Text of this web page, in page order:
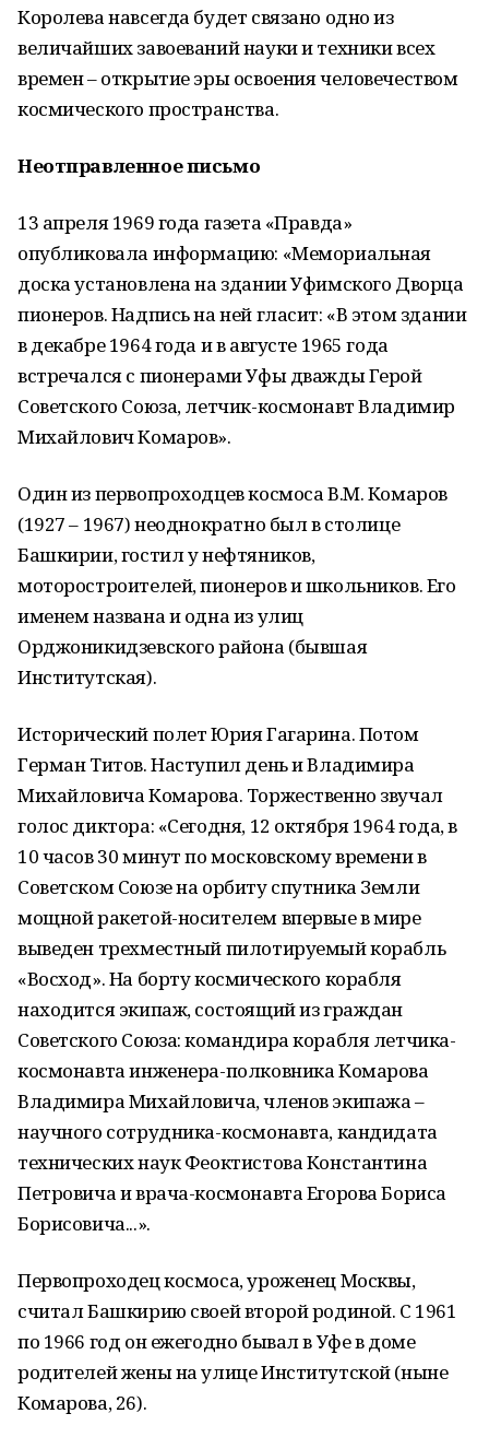
Королева навсегда будет связано одно из
величайших завоеваний науки и техники всех
времен – открытие эры освоения человечеством
космического пространства.
Неотправленное письмо
13 апреля 1969 года газета «Правда»
опубликовала информацию: «Мемориальная
доска установлена на здании Уфимского Дворца
пионеров. Надпись на ней гласит: «В этом здании
в декабре 1964 года и в августе 1965 года
встречался с пионерами Уфы дважды Герой
Советского Союза, летчик-космонавт Владимир
Михайлович Комаров».
Один из первопроходцев космоса В.М. Комаров
(1927 – 1967) неоднократно был в столице
Башкирии, гостил у нефтяников,
моторостроителей, пионеров и школьников. Его
именем названа и одна из улиц
Орджоникидзевского района (бывшая
Институтская).
Исторический полет Юрия Гагарина. Потом
Герман Титов. Наступил день и Владимира
Михайловича Комарова. Торжественно звучал
голос диктора: «Сегодня, 12 октября 1964 года, в
10 часов 30 минут по московскому времени в
Советском Союзе на орбиту спутника Земли
мощной ракетой-носителем впервые в мире
выведен трехместный пилотируемый корабль
«Восход». На борту космического корабля
находится экипаж, состоящий из граждан
Советского Союза: командира корабля летчика-
космонавта инженера-полковника Комарова
Владимира Михайловича, членов экипажа –
научного сотрудника-космонавта, кандидата
технических наук Феоктистова Константина
Петровича и врача-космонавта Егорова Бориса
Борисовича...».
Первопроходец космоса, уроженец Москвы,
считал Башкирию своей второй родиной. С 1961
по 1966 год он ежегодно бывал в Уфе в доме
родителей жены на улице Институтской (ныне
Комарова, 26).